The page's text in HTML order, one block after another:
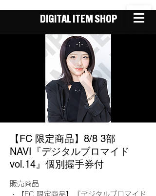
DIGITAL ITEM SHOP
【FC 限定商品】8/8 3部
NAVI『デジタルブロマイド
vol.14』個別握手券付
販売商品
・【FC 限定商品】『デジタルブロマイド